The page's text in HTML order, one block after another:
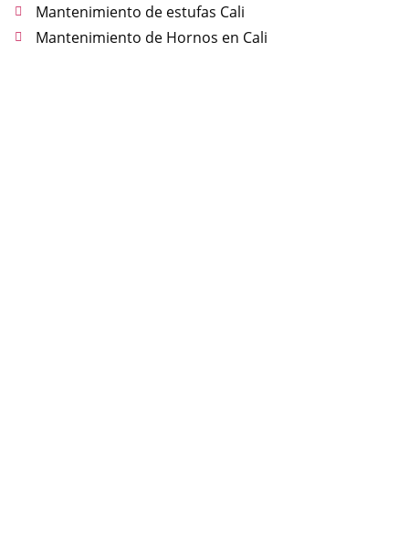
Mantenimiento de estufas Cali
Mantenimiento de Hornos en Cali